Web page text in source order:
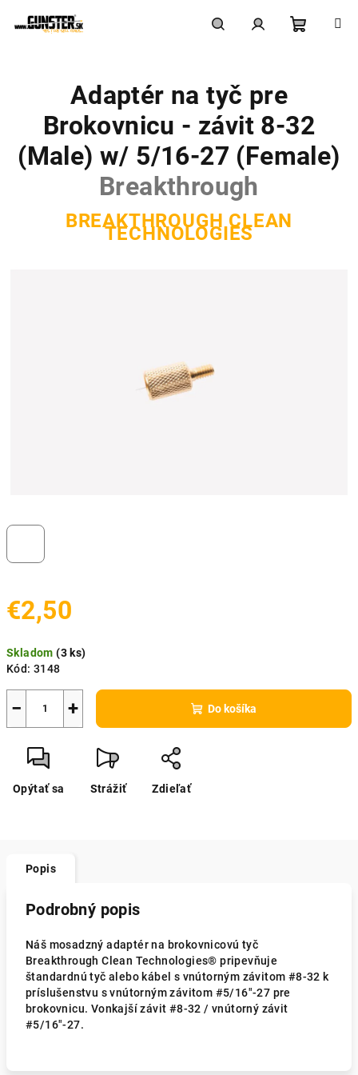
€2,50
cena:
Skladom(3 ks)
Kód: 3148
+
− Do košíka
Opýtať sa Strážiť Zdieľať
Adaptér na tyč pre
Brokovnicu - závit 8-32
(Male) w/ 5/16-27 (Female)
Breakthrough
BREAKTHROUGH CLEAN
TECHNOLOGIES
Popis
Podrobný popis
Náš mosadzný adaptér na brokovnicovú tyč
Breakthrough Clean Technologies® pripevňuje
štandardnú tyč alebo kábel s vnútorným závitom #8-32 k
príslušenstvu s vnútorným závitom #5/16″-27 pre
brokovnicu. Vonkajší závit #8-32 / vnútorný závit
#5/16″-27.